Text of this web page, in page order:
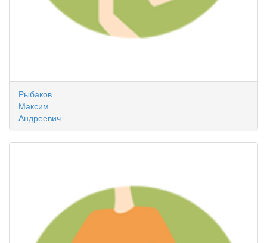
Рыбаков
Максим
Андреевич